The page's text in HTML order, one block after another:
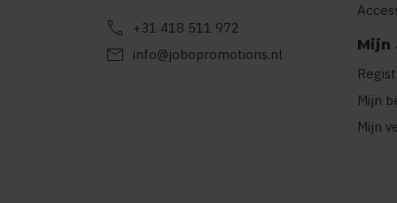
call +31 418 511 972
mail info@jobopromotions.nl
Mijn
Mijn
Mijn